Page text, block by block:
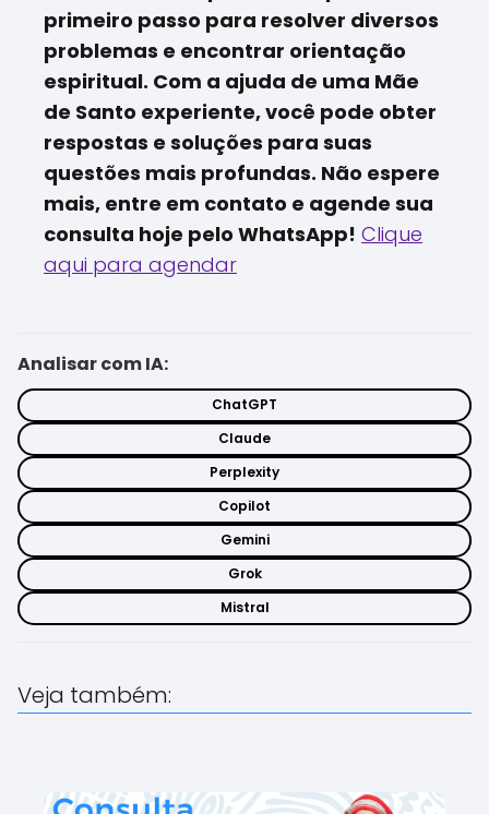
primeiro passo para resolver diversos
problemas e encontrar orientação
espiritual. Com a ajuda de uma Mãe
de Santo experiente, você pode obter
respostas e soluções para suas
questões mais profundas. Não espere
mais, entre em contato e agende sua
consulta hoje pelo WhatsApp! Clique
aqui para agendar
Analisar com IA:
ChatGPT
Claude
Perplexity
Copilot
Gemini
Grok
Mistral
Veja também: